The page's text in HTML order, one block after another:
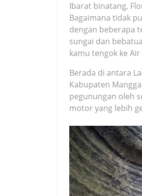
Ibarat binatang,
Bagaimana tidak
dengan beberapa
sungai dan
kamu tengok ke
Berada di antara
Kabupaten
pegunungan oleh
motor yang lebih